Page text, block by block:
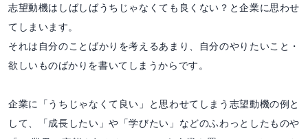
志望動機はしばしばうちじゃなくても良くない？と企業に思わせ
てしまいます。
それは自分のことばかりを考えるあまり、自分のやりたいこと・
欲しいものばかりを書いてしまうからです。
企業に「うちじゃなくて良い」と思わせてしまう志望動機の例と
して、「成長したい」や「学びたい」などのふわっとしたものや